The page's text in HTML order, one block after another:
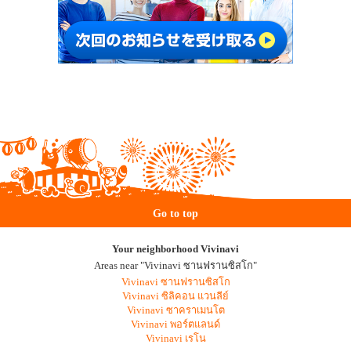
Go to top
Your neighborhood Vivinavi
Areas near "Vivinavi ซานฟรานซิสโก"
Vivinavi ซานฟรานซิสโก
Vivinavi ซิลิคอน แวนลีย์
Vivinavi ซาคราเมนโต
Vivinavi พอร์ตแลนด์
Vivinavi เรโน